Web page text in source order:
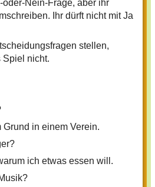
Nein-Frage, aber ihr
Ihr dürft nicht mit Ja
stellen,
Spiel nicht.
Grund in einem Verein.
ich etwas essen will.